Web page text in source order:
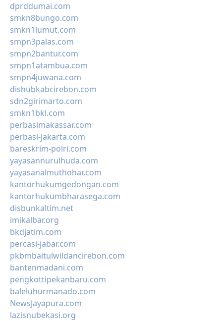
dprddumai.com
smkn8bungo.com
smkn1lumut.com
smpn3palas.com
smpn2bantur.com
smpn1atambua.com
smpn4juwana.com
dishubkabcirebon.com
sdn2girimarto.com
smkn1bkl.com
perbasimakassar.com
perbasi-jakarta.com
bareskrim-polri.com
yayasannurulhuda.com
yayasanalmuthohar.com
kantorhukumgedongan.com
kantorhukumbharasega.com
disbunkaltim.net
imikalbar.org
bkdjatim.com
percasi-jabar.com
pkbmbaitulwildancirebon.com
bantenmadani.com
pengkottipekanbaru.com
baleluhurmanado.com
NewsJayapura.com
lazisnubekasi.org